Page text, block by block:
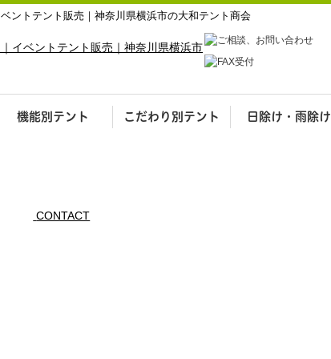
ントテント販売｜神奈川県横浜市の大和テント商会
機能別テント こだわり別テント 日除け・雨除け
CONTACT